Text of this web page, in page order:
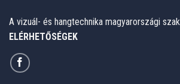
A vizuál- és hangtechnika magyarországi
ELÉRHETŐSÉGEK